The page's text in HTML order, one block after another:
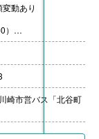
動あり
）
円/年）※前年度実績
改善加算一時金支給
がない等の事情が
）
崎市営バス「北谷町